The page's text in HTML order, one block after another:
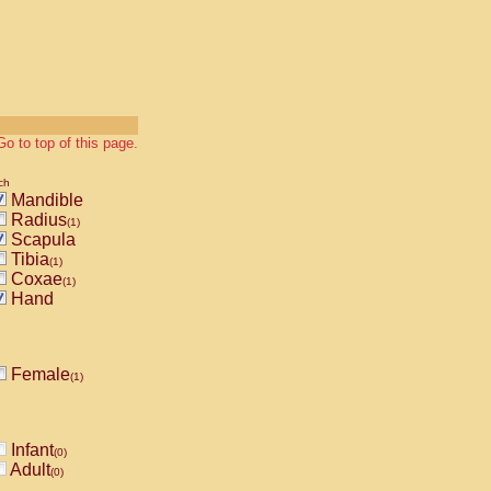
to top of this page.
Mandible
Radius(1)
Scapula
Tibia(1)
Coxae(1)
Hand
Female(1)
Infant(0)
Adult(0)